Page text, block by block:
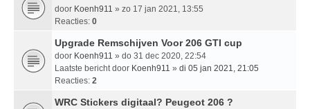
door Koenh911 » zo 17 jan 2021, 13:55
Reacties: 0
Upgrade Remschijven Voor 206 GTI cup
door Koenh911 » do 31 dec 2020, 22:54
Laatste bericht door Koenh911 » di 05 jan 2021, 21:05
Reacties: 2
WRC Stickers digitaal? Peugeot 206 ?